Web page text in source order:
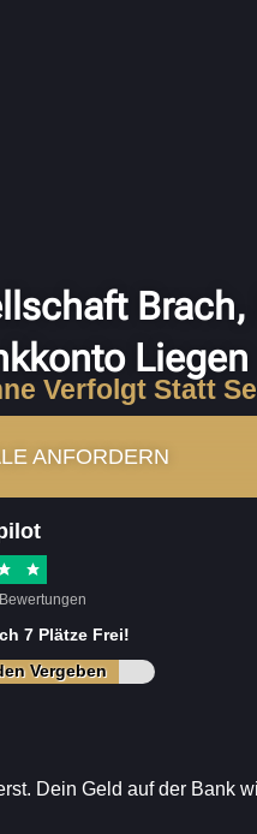
Liegen
Verfolgt Statt
ANFORDERN
7 Plätze Frei!
Vergeben
Dein Geld auf der Bank